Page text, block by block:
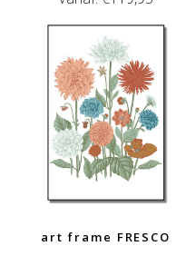
art frame FRESCO